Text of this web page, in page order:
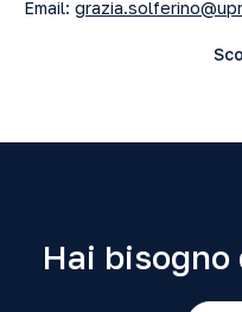
Email:
Hai